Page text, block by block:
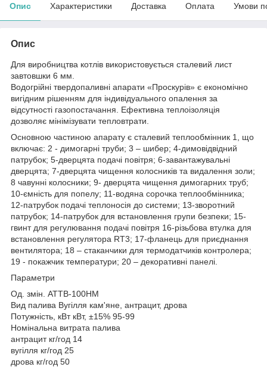
Опис Характеристики Доставка Оплата Умови
Опис
Для виробництва котлів використовується сталевий лист
завтовшки 6 мм.
Водогрійні твердопаливні апарати «Проскурів» є економічно
вигідним рішенням для індивідуального опалення за
відсутності газопостачання. Ефективна теплоізоляція
дозволяє мінімізувати тепловтрати.
Основною частиною апарату є сталевий теплообмінник 1, що
включає: 2 - димогарні труби; 3 – шибер; 4-димовідвідний
патрубок; 5-дверцята подачі повітря; 6-завантажувальні
дверцята; 7-дверцята чищення колосників та видалення золи;
8 чавунні колосники; 9- дверцята чищення димогарних труб;
10-ємність для попелу; 11-водяна сорочка теплообмінника;
12-патрубок подачі теплоносія до системи; 13-зворотний
патрубок; 14-патрубок для встановлення групи безпеки; 15-
гвинт для регулювання подачі повітря 16-різьбова втулка для
встановлення регулятора RT3; 17-фланець для приєднання
вентилятора; 18 – стаканчики для термодатчиків контролера;
19 - покажчик температури; 20 – декоративні панелі.
Параметри
Од. змін. АТТВ-100НМ
Вид палива Вугілля кам'яне, антрацит, дрова
Потужність, кВт кВт, ±15% 95-99
Номінальна витрата палива
антрацит кг/год 14
вугілля кг/год 25
дрова кг/год 50